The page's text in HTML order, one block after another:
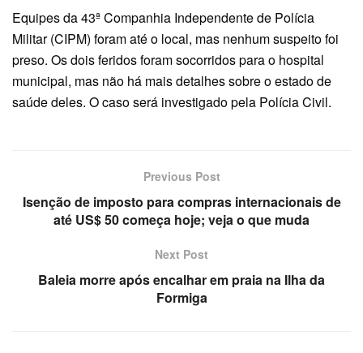
Equipes da 43ª Companhia Independente de Polícia
Militar (CIPM) foram até o local, mas nenhum suspeito foi
preso. Os dois feridos foram socorridos para o hospital
municipal, mas não há mais detalhes sobre o estado de
saúde deles. O caso será investigado pela Polícia Civil.
Previous Post
Isenção de imposto para compras internacionais de
até US$ 50 começa hoje; veja o que muda
Next Post
Baleia morre após encalhar em praia na Ilha da
Formiga